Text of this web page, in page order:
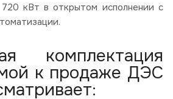
720 кВт в открытом исполнении с
комплектация
к продаже ДЭС